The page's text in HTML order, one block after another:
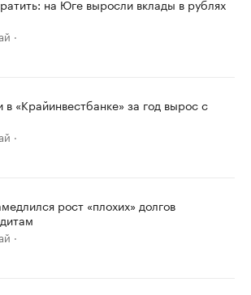
на Юге выросли вклады в рублях
«Крайинвестбанке» за год вырос с
рост «плохих» долгов